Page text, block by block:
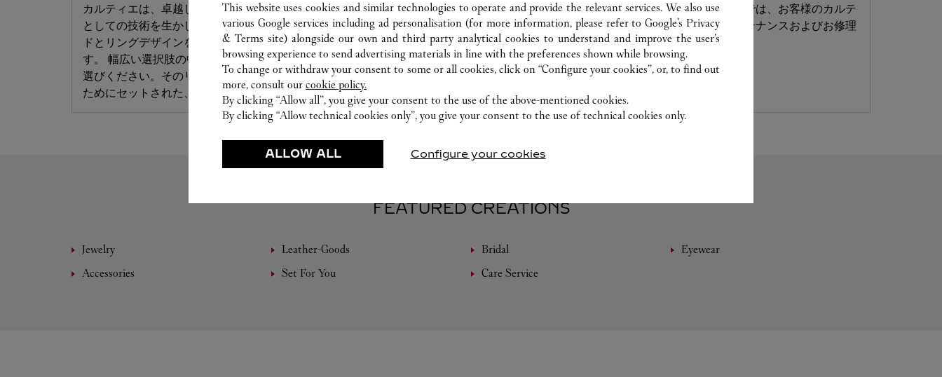
カルティエは、卓越したジュエリーブランド
としての技術を生かし、お好みのダイヤモン
ドとリングデザインをセッティングいたしま
す。 幅広い選択肢の中から、夢のリングをお
選びください。そのリングは、お客様だけの
ためにセットされた、唯一無二の存在です。
カルティエ ブティックでは、お客様のカルテ
ィエ ウォッチのメンテナンスおよびお修理な
どを承ります。
カルティエ ブティックでは、お客様のカルテ
ィエ ジュエリーのメンテナンスおよびお修理
などを承ります。
FEATURED CREATIONS
Jewelry Leather-Goods Bridal
Eyewear
Accessories
Set For You Care Service
This website uses cookies and similar technologies to operate and provide the relevant services. We also use
various Google services including ad personalisation (for more information, please refer toGoogle's Privacy
& Terms site) alongside our own and third party analytical cookies to understand and improve the user’s
browsing experience to send advertising materials in line with the preferences shown while browsing.
To change or withdraw your consent to some or all cookies, click on “Configure your cookies”, or, to find out
more, consult our cookie policy.
By clicking “Allow all”, you give your consent to the use of the above-mentioned cookies.
By clicking “Allow technical cookies only”, you give your consent to the use of technical cookies only.
ALLOW ALL Configure your cookies